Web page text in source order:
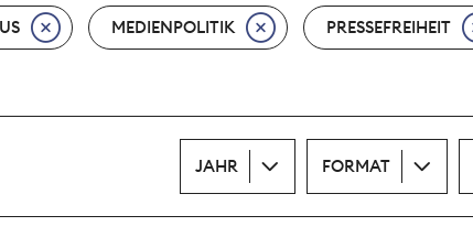
MEDIENPOLITIK PRESSEFREIHEIT
JAHR FORMAT